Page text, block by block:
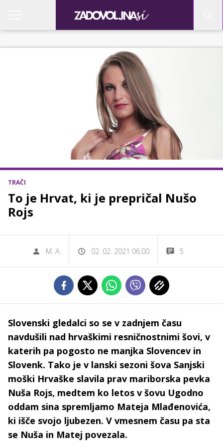
TRAČI
To je Hrvat, ki je prepričal Nušo
Rojs
M. A. 02. 02. 2021 06.00 5
Slovenski gledalci so se v zadnjem času
navdušili nad hrvaškimi resničnostnimi šovi, v
katerih pa pogosto ne manjka Slovencev in
Slovenk. Tako je v lanski sezoni šova Sanjski
moški Hrvaške slavila prav mariborska pevka
Nuša Rojs, medtem ko letos v šovu Ugodno
oddam sina spremljamo Mateja Mlađenovića,
ki išče svojo ljubezen. V vmesnem času pa sta
se Nuša in Matej povezala.